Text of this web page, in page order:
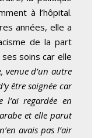
à l’hôpital.
années, elle a
de la part
soins car elle
venue d’un autre
être soignée car
l’ai regardée en
et elle parut
avais pas l’air